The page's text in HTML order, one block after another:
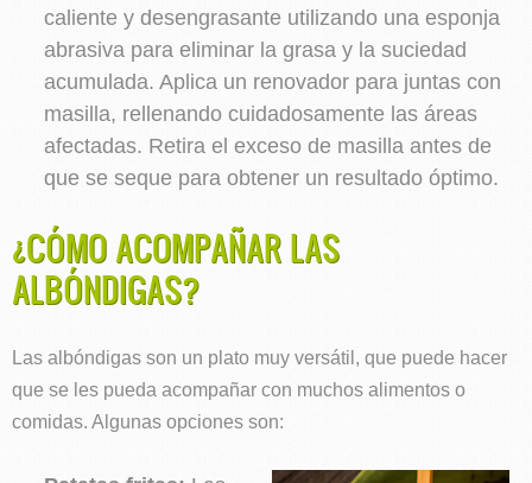
caliente y desengrasante utilizando una esponja
abrasiva para eliminar la grasa y la suciedad
acumulada. Aplica un renovador para juntas con
masilla, rellenando cuidadosamente las áreas
afectadas. Retira el exceso de masilla antes de
que se seque para obtener un resultado óptimo.
¿CÓMO ACOMPAÑAR LAS
ALBÓNDIGAS?
Las albóndigas son un plato muy versátil, que puede hacer
que se les pueda acompañar con muchos alimentos o
comidas. Algunas opciones son: